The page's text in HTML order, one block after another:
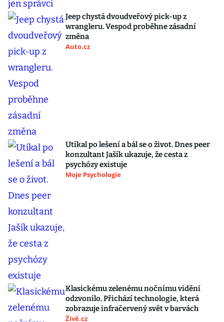
Jeep chystá dvoudveřový pick-up z
wrangleru. Vespod proběhne zásadní
změna
Auto.cz
Utíkal po lešení a bál se o život. Dnes peer
konzultant Jašík ukazuje, že cesta z
psychózy existuje
Moje Psychologie
Klasickému zelenému nočnímu vidění
odzvonilo. Přichází technologie, která
zobrazuje infračervený svět v barvách
Živě.cz